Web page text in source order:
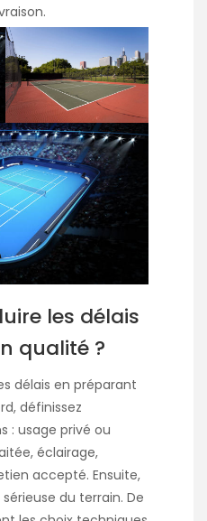
les délais
qualité ?
délais en préparant
définissez
: usage privé ou
éclairage,
accepté. Ensuite,
du terrain. De